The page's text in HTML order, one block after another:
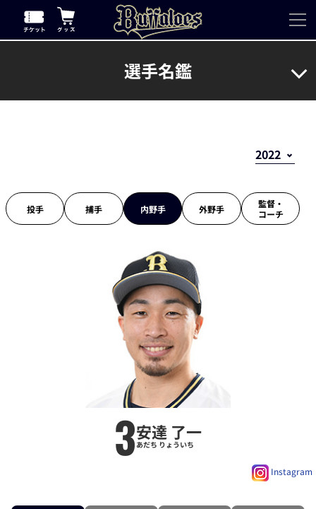
選手名鑑
投手 捕手 内野手 外野手
監督・
コーチ
3安達 了一
あだち りょういち
Instagram